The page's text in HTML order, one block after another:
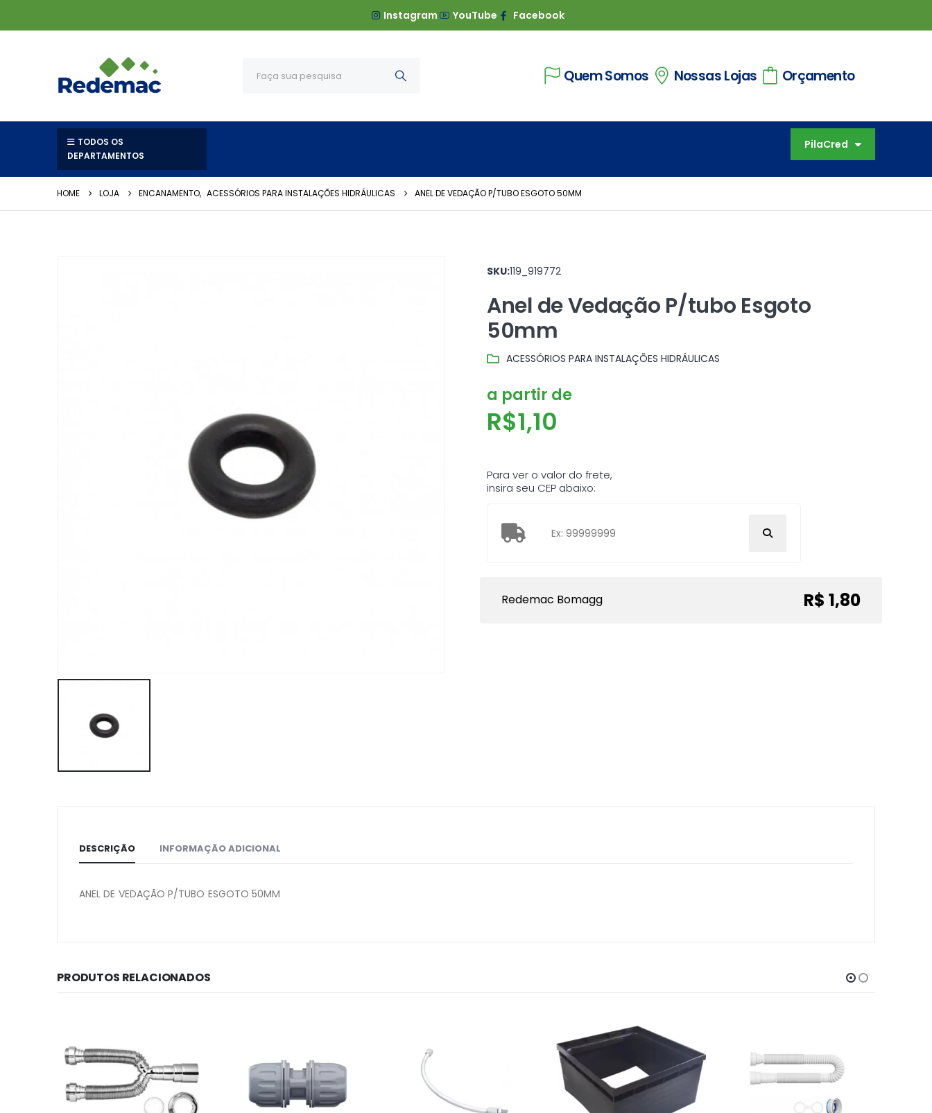
Instagram YouTube Facebook
Quem Somos Nossas Lojas Orçamento
TODOS OS
DEPARTAMENTOS
PilaCred
HOME LOJA ENCANAMENTO, ACESSÓRIOS PARA INSTALAÇÕES HIDRÁULICAS ANEL DE VEDAÇÃO P/TUBO ESGOTO 50MM
SKU:119_919772
Anel de Vedação P/tubo Esgoto
50mm
ACESSÓRIOS PARA INSTALAÇÕES HIDRÁULICAS
a partir de
R$1,10
Para ver o valor do frete,
insira seu CEP abaixo:
Redemac Bomagg R$ 1,80
DESCRIÇÃO INFORMAÇÃO ADICIONAL
ANEL DE VEDAÇÃO P/TUBO ESGOTO 50MM
PRODUTOS RELACIONADOS